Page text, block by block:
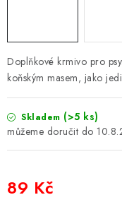
FAQ
Doplňkové krmivo pro
koňským masem, jako
Skladem (>5 ks)
89 Kč